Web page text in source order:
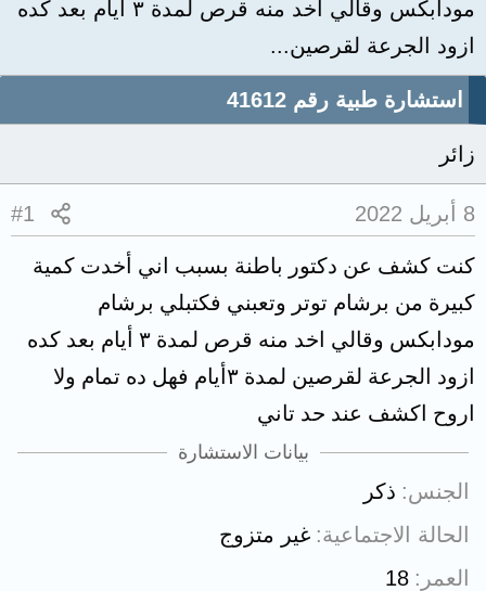
مودابكس وقالي اخد منه قرص لمدة ٣ أيام بعد كده
ازود الجرعة لقرصين...
استشارة طبية رقم 41612
زائر
8 أبريل 2022 #1
كنت كشف عن دكتور باطنة بسبب اني أخدت كمية
كبيرة من برشام توتر وتعبني فكتبلي برشام
مودابكس وقالي اخد منه قرص لمدة ٣ أيام بعد كده
ازود الجرعة لقرصين لمدة ٣أيام فهل ده تمام ولا
اروح اكشف عند حد تاني
بيانات الاستشارة
الجنس ذكر
الحالة الاجتماعية غير متزوج
العمر
18